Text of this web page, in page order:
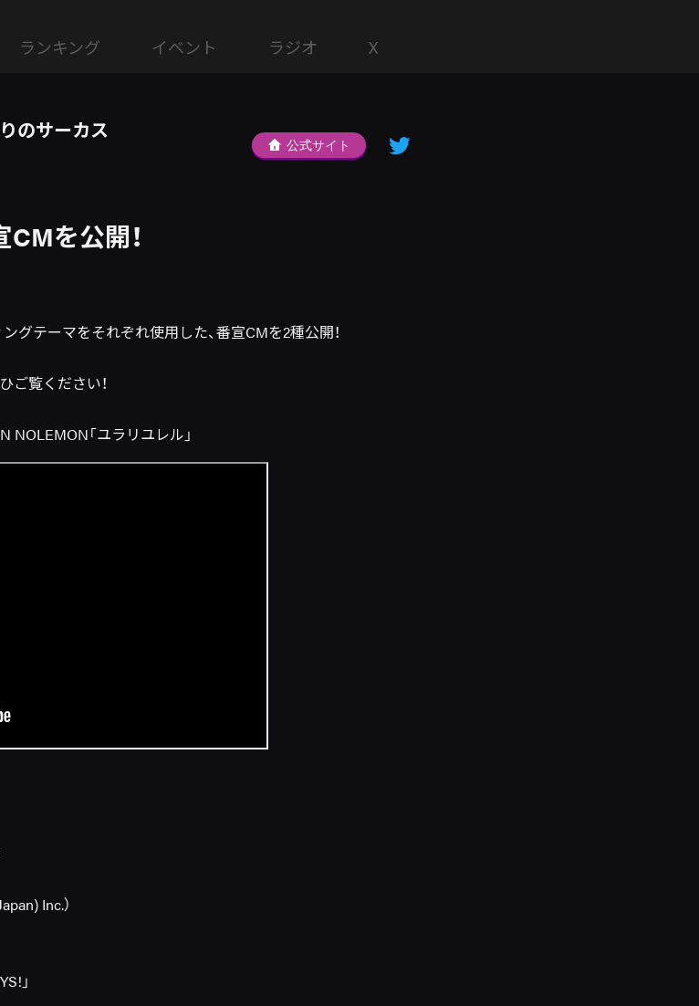
ランキング イベント ラジオ X
のサーカス
公式サイト
を公開！
グテーマをそれぞれ使用した、番宣CMを2種公開！
ご覧ください！
「ユラリユレル」
Inc.）
」